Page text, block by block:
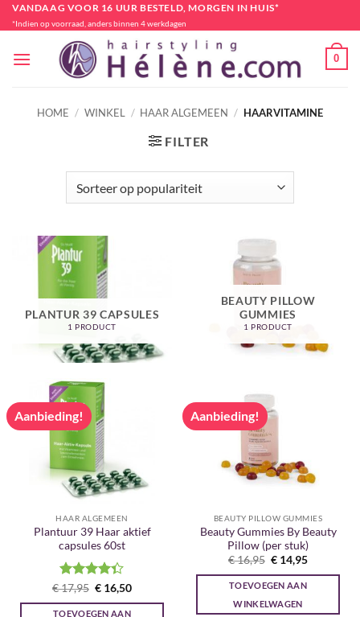
Ga
naar
VANDAAG VOOR 16 UUR BESTELD, MORGEN IN HUIS*
*Indien op voorraad, anders binnen 4 werkdagen
0
HOME / WINKEL / HAAR ALGEMEEN / HAARVITAMINE
FILTER
PLANTUR 39 CAPSULES
1 PRODUCT
BEAUTY PILLOW
GUMMIES
1 PRODUCT
Aanbieding!
HAAR ALGEMEEN
Plantuur 39 Haar aktief
capsules 60st
Gewaardeerd
4.33uit 5
€17,95 Oorspronkelijke
prijs
was:
€ 16,50Huidige
is:
TOEVOEGEN AAN
Aanbieding!
BEAUTY PILLOW GUMMIES
Beauty Gummies By Beauty
Pillow (per stuk)
€16,95 Oorspronkelijke
prijs
was:
€ 16,95.
€ 14,95Huidige
is:
TOEVOEGEN AAN
WINKELWAGEN